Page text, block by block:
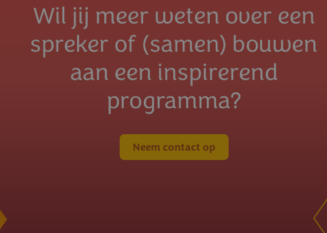
Wil jij meer weten over een
spreker of (samen) bouwen
aan een inspirerend
programma?
Neem contact op